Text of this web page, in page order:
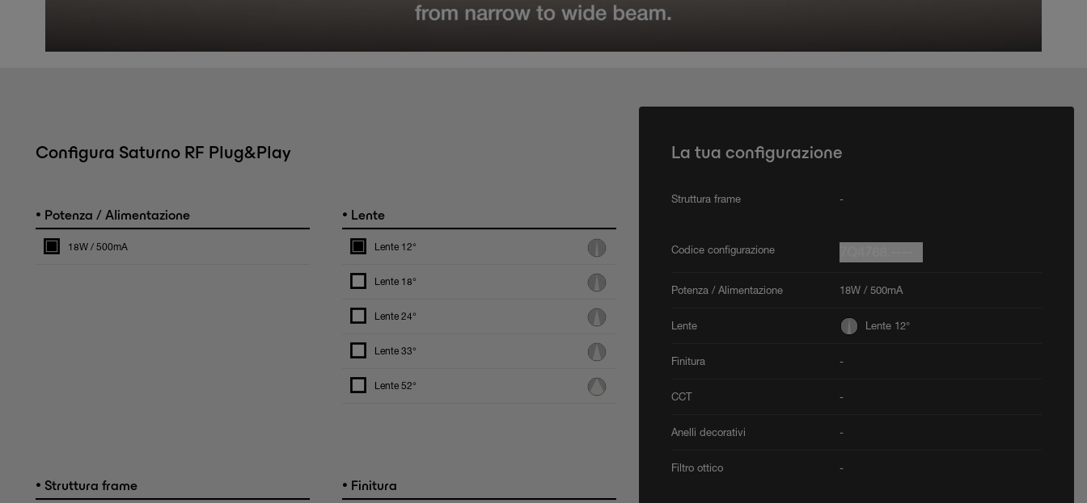
Configura Saturno RF Plug&Play
• Potenza / Alimentazione
18W / 500mA
• Lente
Lente 12°
Lente 18°
Lente 24°
Lente 33°
Lente 52°
• Struttura frame • Finitura
La tua configurazione
Struttura frame -
Codice configurazione
Potenza / Alimentazione 18W / 500mA
Lente Lente 12°
Finitura -
CCT -
Anelli decorativi -
Filtro ottico -